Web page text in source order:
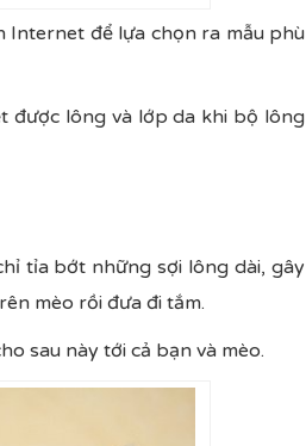
Internet để lựa chọn ra mẫu phù
được lông và lớp da khi bộ lông
tỉa bớt những sợi lông dài, gây
mèo rồi đưa đi tắm.
sau này tới cả bạn và mèo.